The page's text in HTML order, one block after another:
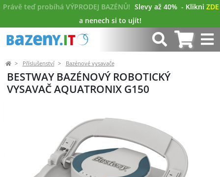
Právě teď probíhá VÝPRODEJ BAZÉNŮ! Slevy až 40% - Klikni ZDE
a nenech si to ujít!
Příslušenství Bazénové vysavače
BESTWAY BAZÉNOVÝ ROBOTICKÝ
VYSAVAČ AQUATRONIX G150